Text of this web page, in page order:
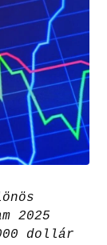
2025
dollár